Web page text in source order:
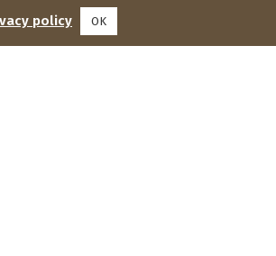
policy OK